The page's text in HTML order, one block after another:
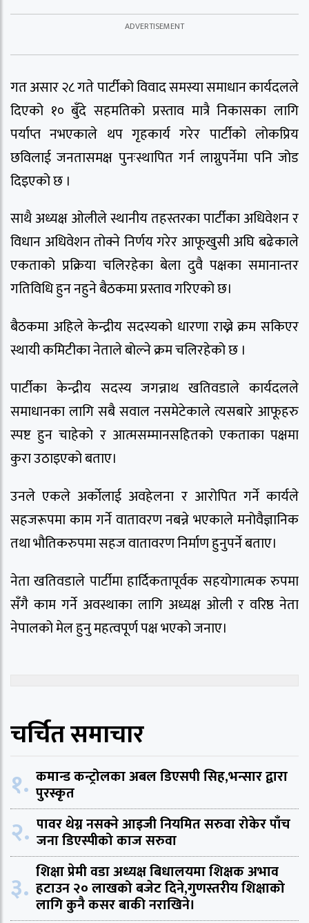
गत असार २८ गते पार्टीको विवाद समस्या समाधान कार्यदलले
दिएको १० बुँदे सहमतिको प्रस्ताव मात्रै निकासका लागि
पर्याप्त नभएकाले थप गृहकार्य गरेर पार्टीको लोकप्रिय
छविलाई जनतासमक्ष पुनःस्थापित गर्न लाग्नुपर्नेमा पनि जोड
दिइएको छ ।
साथै अध्यक्ष ओलीले स्थानीय तहस्तरका पार्टीका अधिवेशन र
विधान अधिवेशन तोक्ने निर्णय गरेर आफूखुसी अघि बढेकाले
एकताको प्रक्रिया चलिरहेका बेला दुवै पक्षका समानान्तर
गतिविधि हुन नहुने बैठकमा प्रस्ताव गरिएको छ।
बैठकमा अहिले केन्द्रीय सदस्यको धारणा राख्ने क्रम सकिएर
स्थायी कमिटीका नेताले बोल्ने क्रम चलिरहेको छ ।
पार्टीका केन्द्रीय सदस्य जगन्नाथ खतिवडाले कार्यदलले
समाधानका लागि सबै सवाल नसमेटेकाले त्यसबारे आफूहरु
स्पष्ट हुन चाहेको र आत्मसम्मानसहितको एकताका पक्षमा
कुरा उठाइएको बताए।
उनले एकले अर्कोलाई अवहेलना र आरोपित गर्ने कार्यले
सहजरूपमा काम गर्ने वातावरण नबन्ने भएकाले मनोवैज्ञानिक
तथा भौतिकरुपमा सहज वातावरण निर्माण हुनुपर्ने बताए।
नेता खतिवडाले पार्टीमा हार्दिकतापूर्वक सहयोगात्मक रुपमा
सँगै काम गर्ने अवस्थाका लागि अध्यक्ष ओली र वरिष्ठ नेता
नेपालको मेल हुनु महत्वपूर्ण पक्ष भएको जनाए।
चर्चित समाचार
१. कमान्ड कन्ट्रोलका अबल डिएसपी सिह,भन्सार द्वारा
पुरस्कृत
२. पावर थेग्न नसक्ने आइजी नियमित सरुवा रोकेर पाँच
जना डिएस्पीको काज सरुवा
३. शिक्षा प्रेमी वडा अध्यक्ष बिधालयमा शिक्षक अभाव
हटाउन २० लाखको बजेट दिने,गुणस्तरीय शिक्षाको
लागि कुनै कसर बाकी नराखिने।